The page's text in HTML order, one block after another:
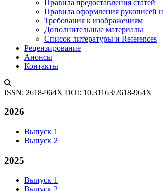
Правила предоставления статей
Правила оформления рукописей
Требования к изображениям
Дополнительные материалы
Список литературы и References
Рецензирование
Анонсы
Контакты
ISSN: 2618-964X DOI: 10.31163/2618-964X
2026
Выпуск 1
Выпуск 2
2025
Выпуск 1
Выпуск 2